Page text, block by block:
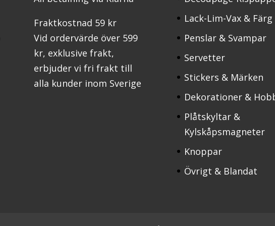
Fraktkostnad 59 kr
Vid ordervärde över 599
kr, exklusive frakt,
erbjuder vi fri frakt till
alla kunder inom Sverige
Lack-Lim-Vax & Färg
Penslar & Svampar
Servetter
Stickers & Märken
Dekorationer &
Plåtskyltar &
Kylskåpsmagneter
Knoppar
Övrigt & Blandat